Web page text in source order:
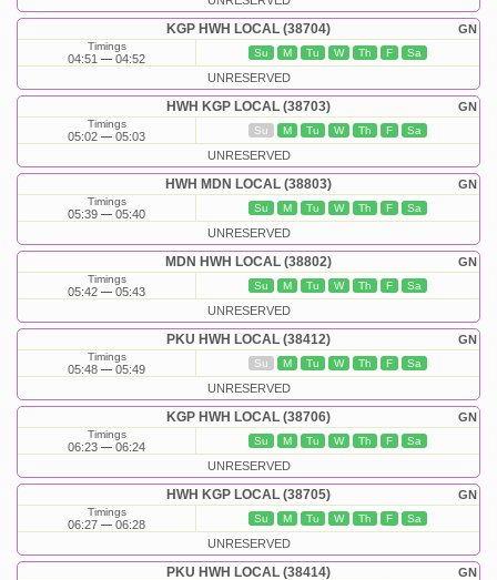
GN
KGP HWH LOCAL (38704)
Timings
04:51 04:52 Su M Tu W Th F Sa
UNRESERVED
GN
HWH KGP LOCAL (38703)
Timings
05:02 05:03 Su M Tu W Th F Sa
UNRESERVED
GN
HWH MDN LOCAL (38803)
Timings
05:39 05:40 Su M Tu W Th F Sa
UNRESERVED
GN
MDN HWH LOCAL (38802)
Timings
05:42 05:43 Su M Tu W Th F Sa
UNRESERVED
GN
PKU HWH LOCAL (38412)
Timings
05:48 05:49 Su M Tu W Th F Sa
UNRESERVED
GN
KGP HWH LOCAL (38706)
Timings
06:23 06:24 Su M Tu W Th F Sa
UNRESERVED
GN
HWH KGP LOCAL (38705)
Timings
06:27 06:28 Su M Tu W Th F Sa
UNRESERVED
GN
PKU HWH LOCAL (38414)